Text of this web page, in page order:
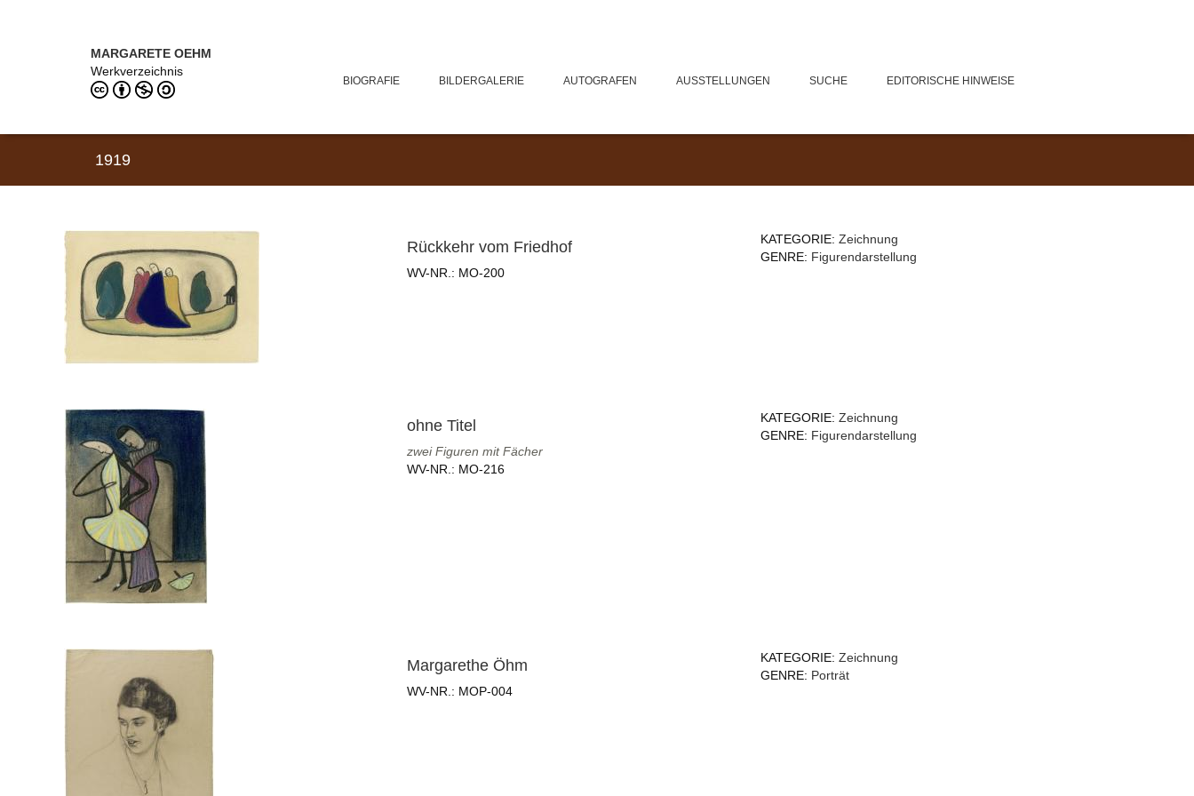
MARGARETE OEHM
Werkverzeichnis
BIOGRAFIE BILDERGALERIE AUTOGRAFEN AUSSTELLUNGEN SUCHE EDITORISCHE HINWEISE
1919
Rückkehr vom Friedhof
WV-NR.: MO-200
KATEGORIE: Zeichnung
GENRE: Figurendarstellung
ohne Titel
zwei Figuren mit Fächer
WV-NR.: MO-216
KATEGORIE: Zeichnung
GENRE: Figurendarstellung
Margarethe Öhm
WV-NR.: MOP-004
KATEGORIE: Zeichnung
GENRE: Porträt